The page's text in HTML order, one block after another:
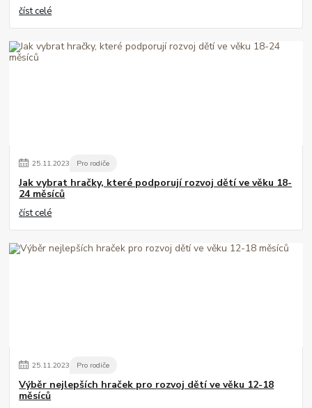
číst celé
25.11.2023 Pro rodiče
Jak vybrat hračky, které podporují rozvoj dětí ve věku 18-
24 měsíců
číst celé
25.11.2023 Pro rodiče
Výběr nejlepších hraček pro rozvoj dětí ve věku 12-18
měsíců